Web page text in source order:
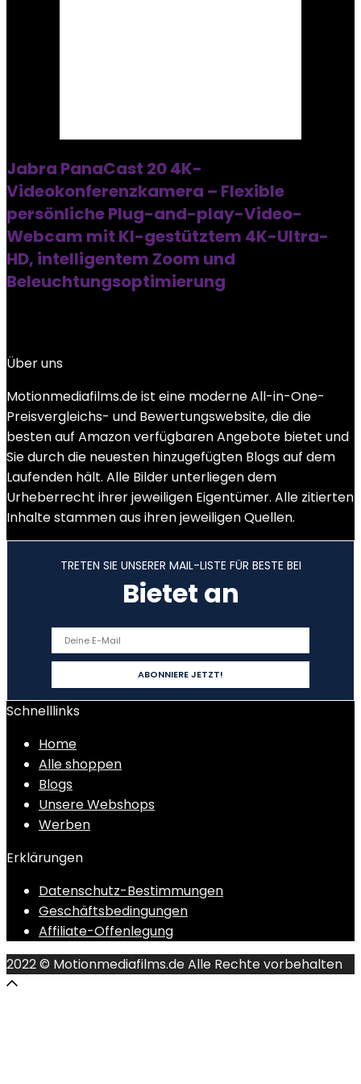
Jabra PanaCast 20 4K-
Videokonferenzkamera – Flexible
persönliche Plug-and-play-Video-
Webcam mit KI-gestütztem 4K-Ultra-
HD, intelligentem Zoom und
Beleuchtungsoptimierung
Über uns
Motionmediafilms.de ist eine moderne All-in-One-
Preisvergleichs- und Bewertungswebsite, die die
besten auf Amazon verfügbaren Angebote bietet und
Sie durch die neuesten hinzugefügten Blogs auf dem
Laufenden hält. Alle Bilder unterliegen dem
Urheberrecht ihrer jeweiligen Eigentümer. Alle zitierten
Inhalte stammen aus ihren jeweiligen Quellen.
TRETEN SIE UNSERER MAIL-LISTE FÜR BESTE BEI
Bietet an
Schnelllinks
Home
Alle shoppen
Blogs
Unsere Webshops
Werben
Erklärungen
Datenschutz-Bestimmungen
Geschäftsbedingungen
Affiliate-Offenlegung
2022 © Motionmediafilms.de Alle Rechte vorbehalten